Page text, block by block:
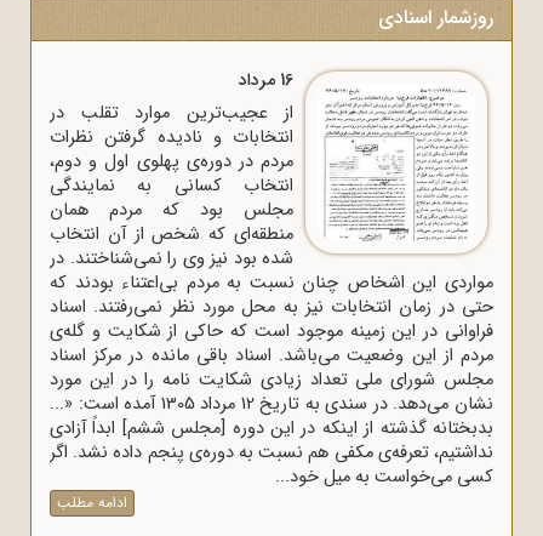
روزشمار اسنادی
16 مرداد
از عجیب‌ترین موارد تقلب در
انتخابات و نادیده گرفتن نظرات
مردم در دوره‌ی پهلوی اول و دوم،
انتخاب کسانی به نمایندگی
مجلس بود که مردم همان
منطقه‌ای که شخص از آن انتخاب
شده بود نیز وی را نمی‌شناختند. در
مواردی این اشخاص چنان نسبت به مردم بی‌اعتناء بودند که
حتی در زمان انتخابات نیز به محل مورد نظر نمی‌رفتند. اسناد
فراوانی در این زمینه موجود است که حاکی از شکایت و گله‌ی
مردم از این وضعیت می‌باشد. اسناد باقی مانده در مرکز اسناد
مجلس شورای ملی تعداد زیادی شکایت نامه را در این مورد
نشان می‌دهد. در سندی به تاریخ 12 مرداد 1305 آمده است: «...
بدبختانه گذشته از اینکه در این دوره [مجلس ششم] ابداً آزادی
نداشتیم، تعرفه‌ی مکفی هم نسبت به دوره‌ی پنجم داده نشد. اگر
کسی می‌خواست به میل خود...
ادامه مطلب